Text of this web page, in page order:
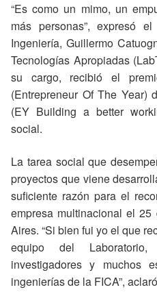
“Es como un mimo, un
más personas”, expresó
Ingeniería, Guillermo
Tecnologías Apropiadas
su cargo, recibió el
(Entrepreneur Of The Year)
(EY Building a better
social.
La tarea social que
proyectos que viene
suficiente razón para el
empresa multinacional el
Aires. “Si bien fui yo el que
equipo del
investigadores y muchos
ingenierías de la FICA”,